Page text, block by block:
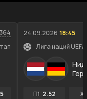
364
24.09.2026 18:45
Лига наций
П1 2.52 X